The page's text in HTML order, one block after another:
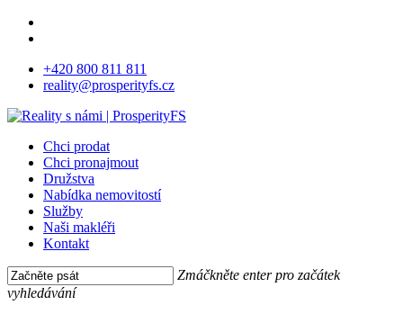
Skip
content+420 800 811 811
reality@prosperityfs.cz
Menu
Chci prodat
Chci pronajmout
Družstva
Nabídka nemovitostí
Služby
Naši makléři
Kontakt
Zmáčkněte enter pro začátek
vyhledávání